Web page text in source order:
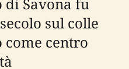
sul colle
come centro